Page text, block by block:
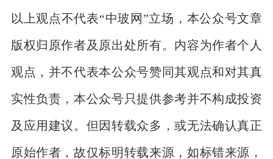
以上观点不代表“中玻网”立场，本公众号文章
版权归原作者及原出处所有。内容为作者个人
观点，并不代表本公众号赞同其观点和对其真
实性负责，本公众号只提供参考并不构成投资
及应用建议。但因转载众多，或无法确认真正
原始作者，故仅标明转载来源，如标错来源，